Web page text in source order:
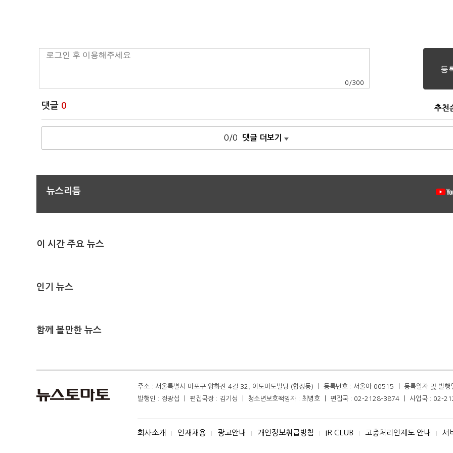
0 /300
댓글 0 추천
0/0 댓글 더보기
뉴스리듬
이 시간 주요 뉴스
인기 뉴스
함께 볼만한 뉴스
주소 : 서울특별시 마포구 양화진 4길 32, 이토마토빌딩 (합정동) ㅣ 등록번호 : 서울아 00515 ㅣ 등록일자 및 발
발행인 : 정광섭 ㅣ 편집국장 : 김기성 ㅣ 청소년보호책임자 : 최병호 ㅣ 편집국 : 02-2128-3874 ㅣ 사업국 : 02-
회사소개 I 인재채용 I 광고안내 I 개인정보취급방침 I IR CLUB I 고충처리인제도 안내 I 서